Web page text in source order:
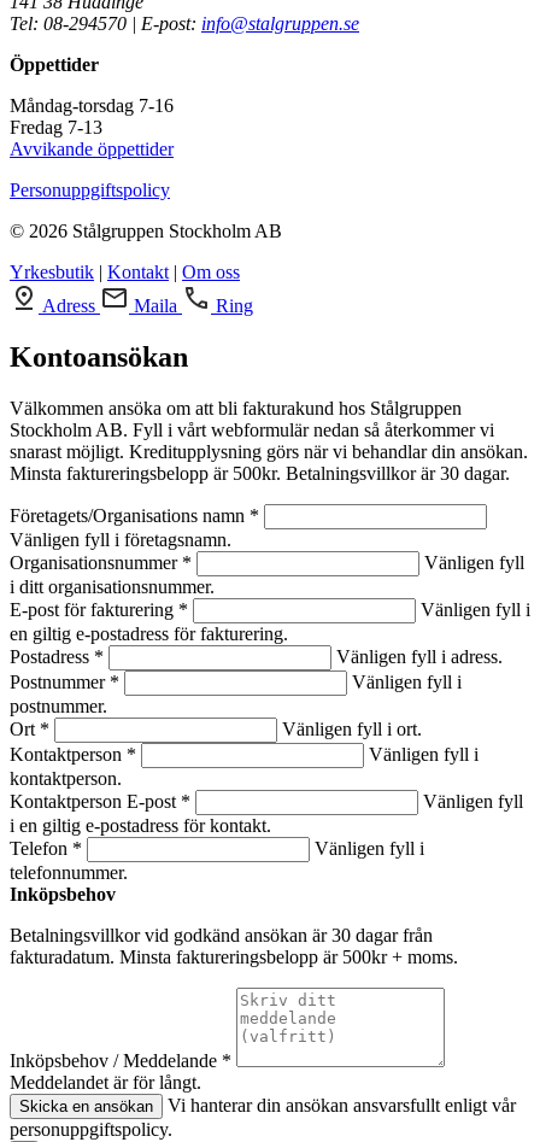
Tel: 08-294570 | E-post: info@stalgruppen.se
Öppettider
Måndag-torsdag 7-16
Fredag 7-13
Avvikande öppettider
Personuppgiftspolicy
© 2026 Stålgruppen Stockholm AB
Yrkesbutik | Kontakt | Om oss
Adress
Maila Ring
Kontoansökan
Välkommen ansöka om att bli fakturakund hos Stålgruppen
Stockholm AB. Fyll i vårt webformulär nedan så återkommer vi
snarast möjligt. Kreditupplysning görs när vi behandlar din ansökan.
Minsta faktureringsbelopp är 500kr. Betalningsvillkor är 30 dagar.
Företagets/Organisations namn *
Vänligen fyll i företagsnamn.
Organisationsnummer *
Vänligen fyll
i ditt organisationsnummer.
E-post för fakturering *
Vänligen fyll i
en giltig e-postadress för fakturering.
Postadress *
Vänligen fyll i adress.
Postnummer *
Vänligen fyll i
postnummer.
Ort *
Vänligen fyll i ort.
Kontaktperson *
Vänligen fyll i
kontaktperson.
Kontaktperson E-post *
Vänligen fyll
i en giltig e-postadress för kontakt.
Telefon *
Vänligen fyll i
telefonnummer.
Inköpsbehov
Betalningsvillkor vid godkänd ansökan är 30 dagar från
fakturadatum. Minsta faktureringsbelopp är 500kr + moms.
Inköpsbehov / Meddelande *
Meddelandet är för långt.
Skicka en ansökan
Vi hanterar din ansökan ansvarsfullt enligt vår
personuppgiftspolicy.